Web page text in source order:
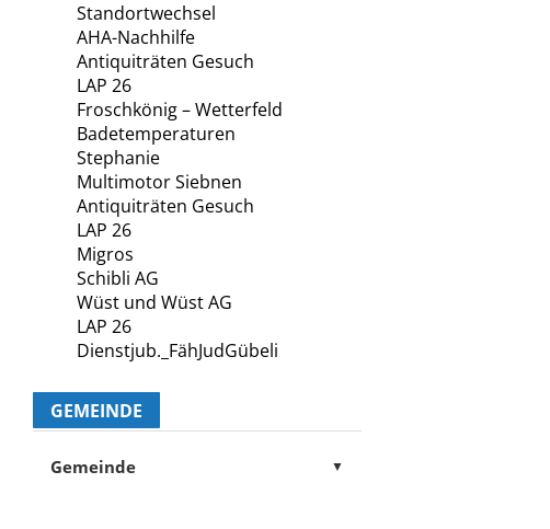
Standortwechsel
AHA-Nachhilfe
Antiquiträten Gesuch
LAP 26
Froschkönig – Wetterfeld
Badetemperaturen
Stephanie
Multimotor Siebnen
Antiquiträten Gesuch
LAP 26
Migros
Schibli AG
Wüst und Wüst AG
LAP 26
Dienstjub._FähJudGübeli
GEMEINDE
Gemeinde ▼